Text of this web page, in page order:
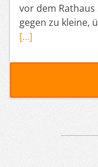
vor dem
gegen zu kleine,
[…]